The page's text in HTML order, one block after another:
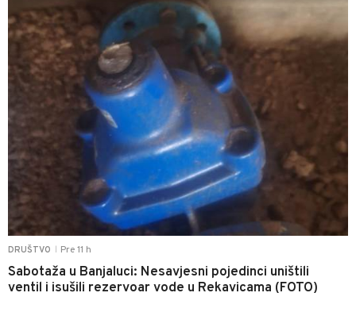
DRUŠTVO Pre 11 h
Sabotaža u Banjaluci: Nesavjesni pojedinci uništili
ventil i isušili rezervoar vode u Rekavicama (FOTO)